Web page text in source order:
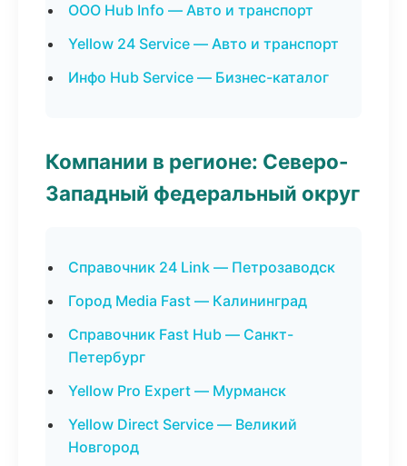
ООО Hub Info — Авто и транспорт
Yellow 24 Service — Авто и транспорт
Инфо Hub Service — Бизнес-каталог
Компании в регионе: Северо-
Западный федеральный округ
Справочник 24 Link — Петрозаводск
Город Media Fast — Калининград
Справочник Fast Hub — Санкт-
Петербург
Yellow Pro Expert — Мурманск
Yellow Direct Service — Великий
Новгород